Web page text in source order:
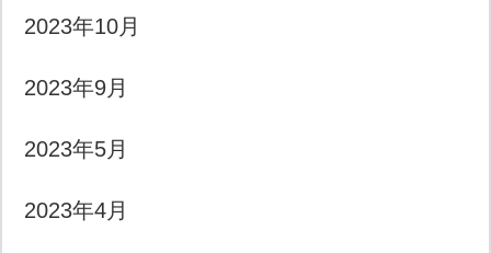
2023年10月
2023年9月
2023年5月
2023年4月